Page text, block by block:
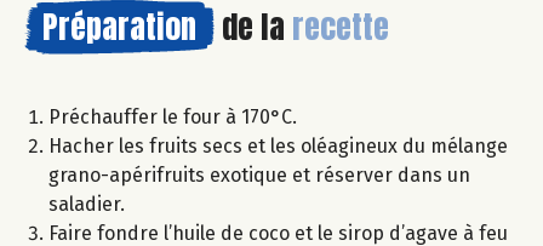
Préparation de la recette
Préchauffer le four à 170°C.
Hacher les fruits secs et les oléagineux du mélange
grano-apérifruits exotique et réserver dans un
saladier.
Faire fondre l’huile de coco et le sirop d’agave à feu